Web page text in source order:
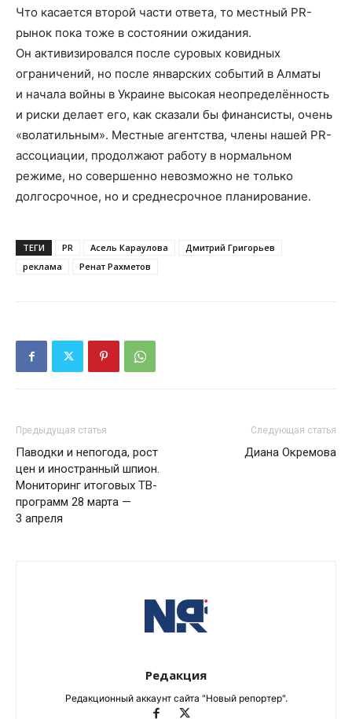
Что касается второй части ответа, то местный PR-
рынок пока тоже в состоянии ожидания.
Он активизировался после суровых ковидных
ограничений, но после январских событий в Алматы
и начала войны в Украине высокая неопределённость
и риски делает его, как сказали бы финансисты, очень
«волатильным». Местные агентства, члены нашей PR-
ассоциации, продолжают работу в нормальном
режиме, но совершенно невозможно не только
долгосрочное, но и среднесрочное планирование.
ТЕГИ PR Асель Караулова
Дмитрий Григорьев
реклама
Ренат Рахметов
Предыдущая статья
Паводки и непогода, рост
цен и иностранный шпион.
Мониторинг итоговых ТВ-
программ 28 марта —
3 апреля
Следующая статья
Диана Окремова
Редакция
Редакционный аккаунт сайта "Новый репортер".